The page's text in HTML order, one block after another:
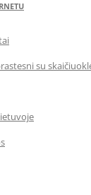
su